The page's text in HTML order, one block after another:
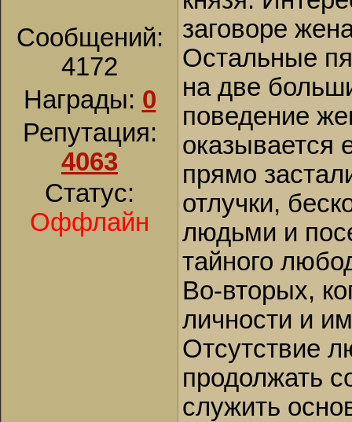
Сообщений:
4172
Награды: 0
Репутация:
4063
Статус:
Оффлайн
заговоре
Остальные
на две
поведение
оказывается
прямо
отлучки,
людьми и
тайного
Во-вторых,
личности и
Отсутствие
продолжать
служить